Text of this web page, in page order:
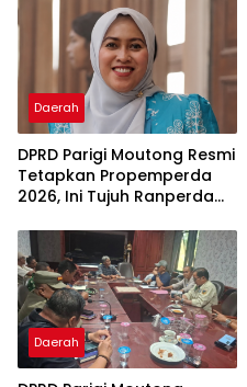
Daerah
DPRD Parigi Moutong Resmi
Tetapkan Propemperda
2026, Ini Tujuh Ranperda
Daerah